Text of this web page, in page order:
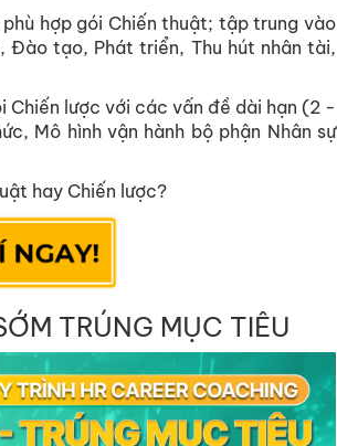
hợp gói Chiến thuật; tập trung vào
Đào tạo, Phát triển, Thu hút nhân tài,
Chiến lược với các vấn đề dài hạn (2 -
Mô hình vận hành bộ phận Nhân sự
hay Chiến lược?
TRÚNG MỤC TIÊU